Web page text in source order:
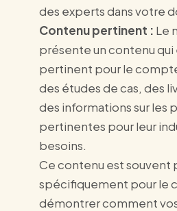
des experts dans votre
Contenu pertinent : Le
présente un contenu qui
pertinent pour le
des études de cas, des
des informations sur les
pertinentes pour leur
besoins.
Ce contenu est souvent
spécifiquement pour le
démontrer comment